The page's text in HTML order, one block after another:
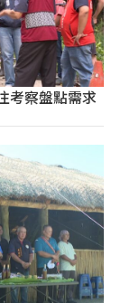
考察盤點需求